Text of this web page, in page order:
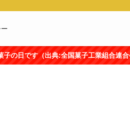
す（出典:全国菓子工業組合連合会）